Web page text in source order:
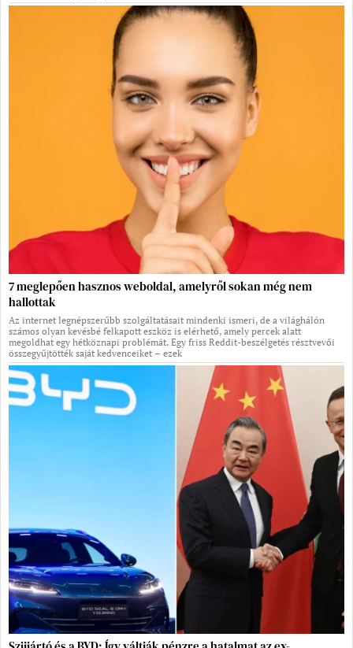
7 meglepően hasznos weboldal, amelyről sokan még nem
hallottak
Az internet legnépszerűbb szolgáltatásait mindenki ismeri, de a világhálón
számos olyan kevésbé felkapott eszköz is elérhető, amely percek alatt
megoldhat egy hétköznapi problémát. Egy friss Reddit-beszélgetés résztvevői
összegyűjtötték saját kedvenceiket – ezek